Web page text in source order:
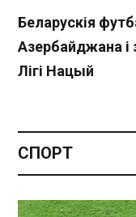
Беларускія
Азербайджана і
Лігі Нацый
СПОРТ